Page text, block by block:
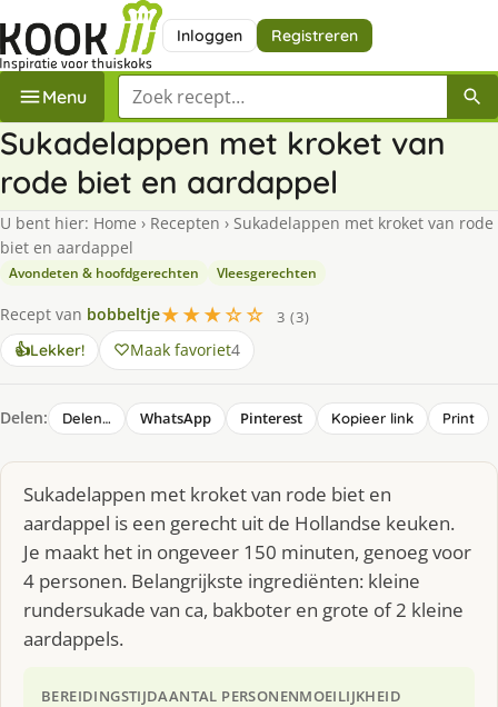
Inloggen Registreren
Menu Zoek een recept
Sukadelappen met kroket van
rode biet en aardappel
U bent hier: Home › Recepten › Sukadelappen met kroket van rode
biet en aardappel
Avondeten & hoofdgerechten Vleesgerechten
Recept van bobbeltje★★★☆☆
3 (3)
👍Lekker! Maak favoriet4
Delen: Delen… WhatsApp Pinterest Kopieer link Print
Sukadelappen met kroket van rode biet en
aardappel is een gerecht uit de Hollandse keuken.
Je maakt het in ongeveer 150 minuten, genoeg voor
4 personen. Belangrijkste ingrediënten: kleine
rundersukade van ca, bakboter en grote of 2 kleine
aardappels.
BEREIDINGSTIJDAANTAL PERSONENMOEILIJKHEID